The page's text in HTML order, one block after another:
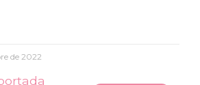
de 2022